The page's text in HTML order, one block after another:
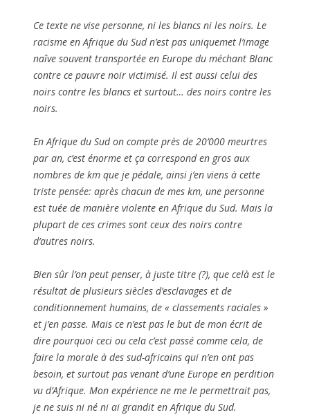
Ce texte ne vise personne, ni les blancs ni les noirs. Le
racisme en Afrique du Sud n’est pas uniquemet l’image
naîve souvent transportée en Europe du méchant Blanc
contre ce pauvre noir victimisé. Il est aussi celui des
noirs contre les blancs et surtout… des noirs contre les
noirs.
En Afrique du Sud on compte près de 20’000 meurtres
par an, c’est énorme et ça correspond en gros aux
nombres de km que je pédale, ainsi j’en viens à cette
triste pensée: après chacun de mes km, une personne
est tuée de manière violente en Afrique du Sud. Mais la
plupart de ces crimes sont ceux des noirs contre
d’autres noirs.
Bien sûr l’on peut penser, à juste titre (?), que celà est le
résultat de plusieurs siècles d’esclavages et de
conditionnement humains, de « classements raciales »
et j’en passe. Mais ce n’est pas le but de mon écrit de
dire pourquoi ceci ou cela c’est passé comme cela, de
faire la morale à des sud-africains qui n’en ont pas
besoin, et surtout pas venant d’une Europe en perdition
vu d’Afrique. Mon expérience ne me le permettrait pas,
je ne suis ni né ni ai grandit en Afrique du Sud.